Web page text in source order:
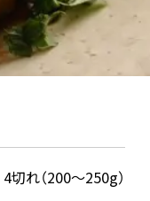
4切れ（200〜250g）